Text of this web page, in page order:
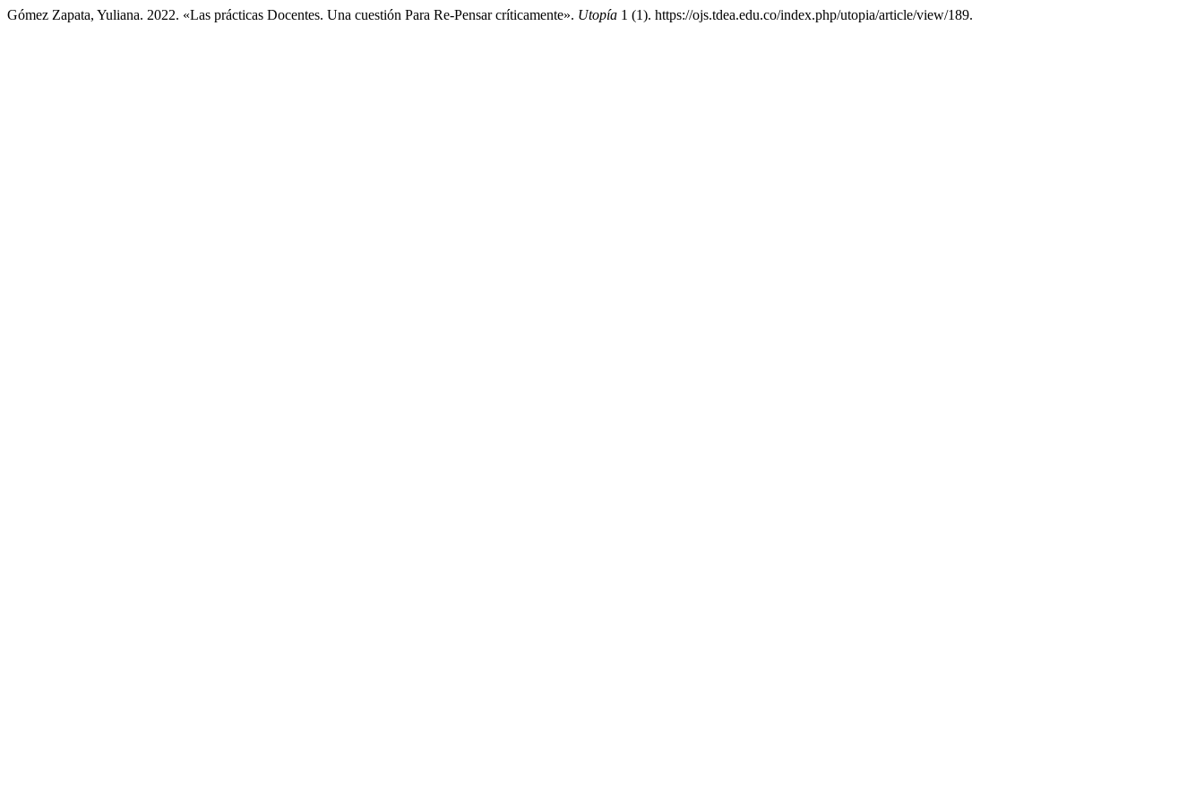
Gómez Zapata, Yuliana. 2022. «Las prácticas Docentes. Una cuestión Para Re-Pensar críticamente». Utopía 1 (1). https://ojs.tdea.edu.co/index.php/utopia/article/view/189.